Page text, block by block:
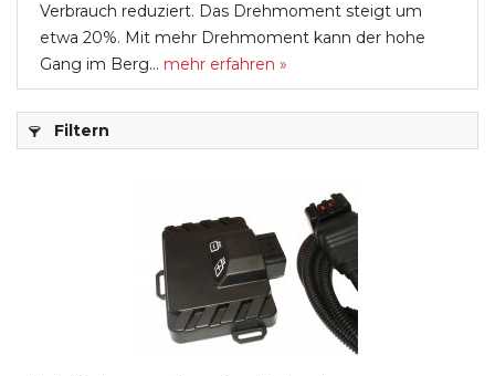
Verbrauch reduziert. Das Drehmoment steigt um
etwa 20%. Mit mehr Drehmoment kann der hohe
Gang im Berg... mehr erfahren »
Filtern